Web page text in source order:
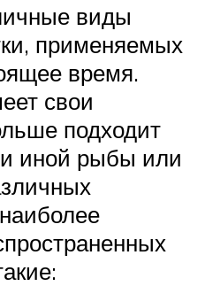
виды
применяемых
время.
свои
подходит
иной рыбы или